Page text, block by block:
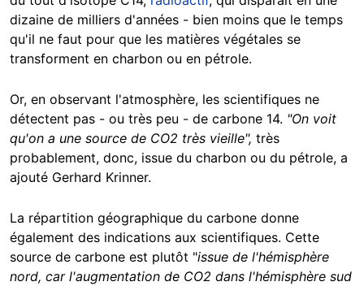
dizaine de milliers d'années - bien moins que le temps
qu'il ne faut pour que les matières végétales se
transforment en charbon ou en pétrole.
Or, en observant l'atmosphère, les scientifiques ne
détectent pas - ou très peu - de carbone 14. "On voit
qu'on a une source de CO2 très vieille", très
probablement, donc, issue du charbon ou du pétrole, a
ajouté Gerhard Krinner.
La répartition géographique du carbone donne
également des indications aux scientifiques. Cette
source de carbone est plutôt "issue de l'hémisphère
nord, car l'augmentation de CO2 dans l'hémisphère sud